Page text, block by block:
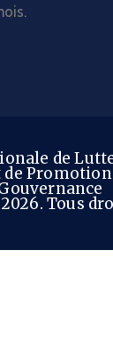
de
Promotion
Tous